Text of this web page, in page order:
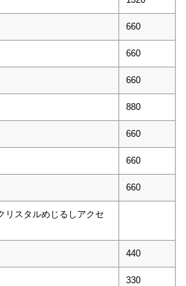
660
660
660
880
660
660
660
リスタルめじるしアクセ
440
330